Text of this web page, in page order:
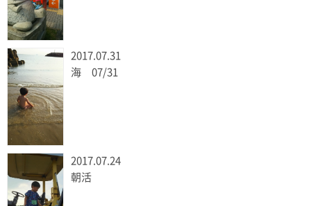
2017.07.31
海 07/31
2017.07.24
朝活